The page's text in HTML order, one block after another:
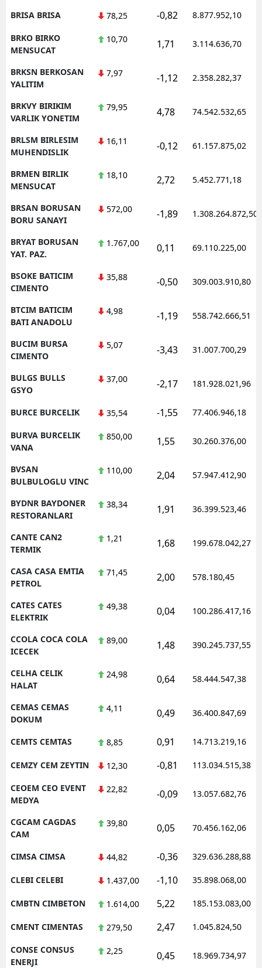
BRISA BRISA 78,25 -0,82 8.877.952,10
BRKO BIRKO
MENSUCAT
10,70 1,71 3.114.636,70
BRKSN BERKOSAN
YALITIM
7,97 -1,12 2.358.282,37
BRKVY BIRIKIM
VARLIK YONETIM
79,95 4,78 74.542.532,65
BRLSM BIRLESIM
MUHENDISLIK
16,11 -0,12 61.157.875,02
BRMEN BIRLIK
MENSUCAT
18,10 2,72 5.452.771,18
BRSAN BORUSAN
BORU SANAYI
572,00 -1,89 1.308.264.872,50
BRYAT BORUSAN
YAT. PAZ.
1.767,00 0,11 69.110.225,00
BSOKE BATICIM
CIMENTO
35,88 -0,50 309.003.910,80
BTCIM BATICIM
BATI ANADOLU
4,98 -1,19 558.742.666,51
BUCIM BURSA
CIMENTO
5,07 -3,43 31.007.700,29
BULGS BULLS
GSYO
37,00 -2,17 181.928.021,96
BURCE BURCELIK 35,54 -1,55 77.406.946,18
BURVA BURCELIK
VANA
850,00 1,55 30.260.376,00
BVSAN
BULBULOGLU VINC
110,00 2,04 57.947.412,90
BYDNR BAYDONER
RESTORANLARI
38,34 1,91 36.399.523,46
CANTE CAN2
TERMIK
1,21 1,68 199.678.042,27
CASA CASA EMTIA
PETROL
71,45 2,00 578.180,45
CATES CATES
ELEKTRIK
49,38 0,04 100.286.417,16
CCOLA COCA COLA
ICECEK
89,00 1,48 390.245.737,55
CELHA CELIK
HALAT
24,98 0,64 58.444.547,38
CEMAS CEMAS
DOKUM
4,11 0,49 36.400.847,69
CEMTS CEMTAS 8,85 0,91 14.713.219,16
CEMZY CEM ZEYTIN 12,30 -0,81 113.034.515,38
CEOEM CEO EVENT
MEDYA
22,82 -0,09 13.057.682,76
CGCAM CAGDAS
CAM
39,80 0,05 70.456.162,06
CIMSA CIMSA 44,82 -0,36 329.636.288,88
CLEBI CELEBI 1.437,00 -1,10 35.898.068,00
CMBTN CIMBETON 1.614,00 5,22 185.153.083,00
CMENT CIMENTAS 279,50 2,47 1.045.824,50
CONSE CONSUS
ENERJI
2,25 0,45 18.969.734,97